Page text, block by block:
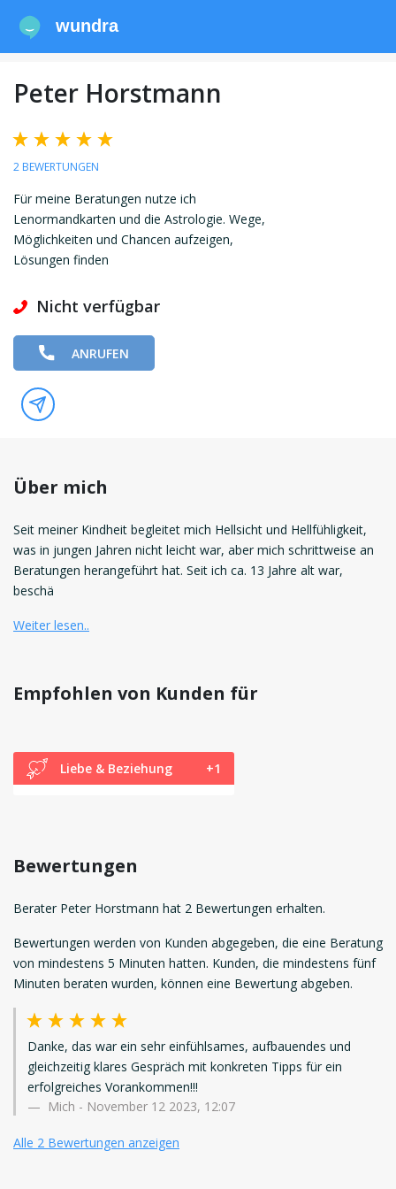
wundra
Peter Horstmann
2 BEWERTUNGEN
Für meine Beratungen nutze ich
Lenormandkarten und die Astrologie. Wege,
Möglichkeiten und Chancen aufzeigen,
Lösungen finden
Nicht verfügbar
ANRUFEN
Über mich
Seit meiner Kindheit begleitet mich Hellsicht und Hellfühligkeit,
was in jungen Jahren nicht leicht war, aber mich schrittweise an
Beratungen herangeführt hat. Seit ich ca. 13 Jahre alt war,
beschä
Weiter lesen..
Empfohlen von Kunden für
Liebe & Beziehung +1
Bewertungen
Berater Peter Horstmann hat 2 Bewertungen erhalten.
Bewertungen werden von Kunden abgegeben, die eine Beratung
von mindestens 5 Minuten hatten. Kunden, die mindestens fünf
Minuten beraten wurden, können eine Bewertung abgeben.
Danke, das war ein sehr einfühlsames, aufbauendes und
gleichzeitig klares Gespräch mit konkreten Tipps für ein
erfolgreiches Vorankommen!!!
Mich - November 12 2023, 12:07
Alle 2 Bewertungen anzeigen